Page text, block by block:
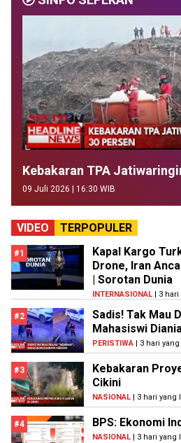
Kebakaran TPA
09 Juli 2026 | 16:30 WIB
VIDEO TERPOPULER
#1
Kapal Kargo
Drone, Iran
| Sorotan Dunia
INTERNASIONAL | 3
#2
Sadis! Tak Mau
Mahasiswi
PERISTIWA | 3 hari
#3
Kebakaran
Cikini
NASIONAL | 3 hari yang
#4 BPS: Ekonomi
NASIONAL | 3 hari yang